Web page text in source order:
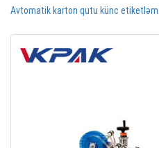
Avtomatik karton qutu künc